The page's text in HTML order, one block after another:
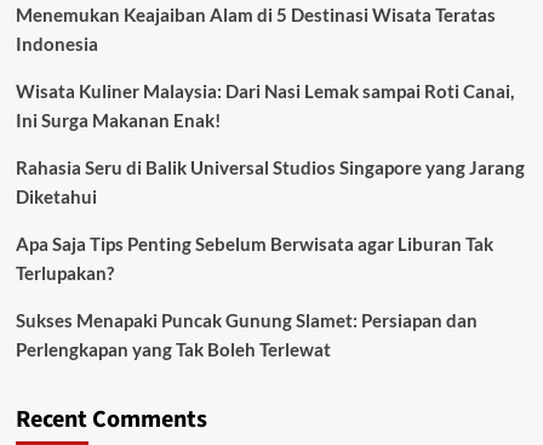
Menemukan Keajaiban Alam di 5 Destinasi Wisata Teratas
Indonesia
Wisata Kuliner Malaysia: Dari Nasi Lemak sampai Roti Canai,
Ini Surga Makanan Enak!
Rahasia Seru di Balik Universal Studios Singapore yang Jarang
Diketahui
Apa Saja Tips Penting Sebelum Berwisata agar Liburan Tak
Terlupakan?
Sukses Menapaki Puncak Gunung Slamet: Persiapan dan
Perlengkapan yang Tak Boleh Terlewat
Recent Comments